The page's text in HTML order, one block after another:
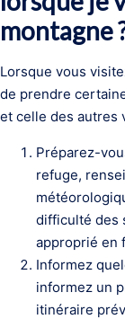
montagne
Lorsque vous
de prendre
et celle des autres
Préparez-
refuge,
difficulté des
approprié en
Informez
informez un
itinéraire